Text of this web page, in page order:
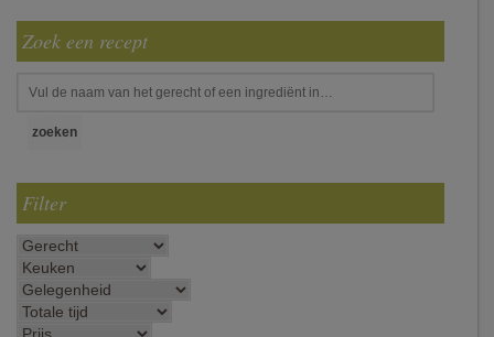
Zoek een recept
Filter